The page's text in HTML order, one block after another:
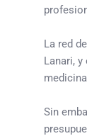
La red
Lanari,
Sin